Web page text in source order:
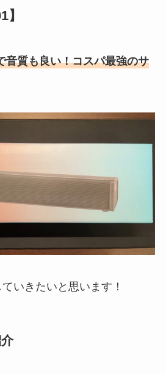
音質も良い！コスパ最強のサ
いきたいと思います！